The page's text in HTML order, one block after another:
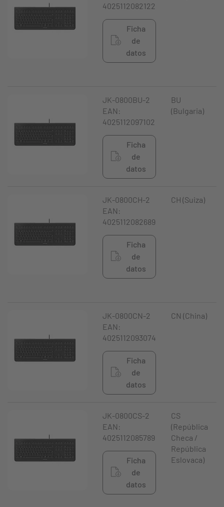
4025112082122
Ficha
de
datos
JK-0800BU-2
EAN:
4025112097102
Ficha
de
datos
BU
(Bulgaria)
JK-0800CH-2
EAN:
4025112082689
Ficha
de
datos
CH (Suiza)
JK-0800CN-2
EAN:
4025112093074
Ficha
de
datos
CN (China)
JK-0800CS-2
EAN:
4025112085789
Ficha
de
datos
CS
(República
Checa /
República
Eslovaca)